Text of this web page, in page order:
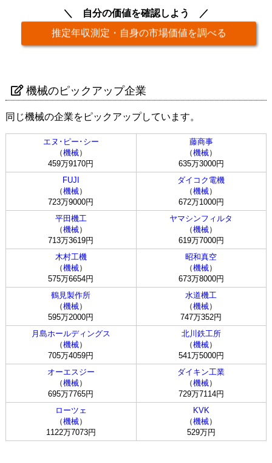
自分の価値を確認しよう
推定年収測定・自身の市場価値を調べる
機械のピックアップ企業
同じ機械の企業をピックアップしています。
エヌ･ピー･シー
（機械）
459万9170円
藤商事
（機械）
635万3000円
FUJI
（機械）
723万9000円
ダイコク電機
（機械）
672万1000円
平田機工
（機械）
713万3619円
ヤマシンフィルタ
（機械）
619万7000円
木村工機
（機械）
575万6654円
昭和真空
（機械）
673万8000円
鶴見製作所
（機械）
595万2000円
水道機工
（機械）
747万352円
月島ホールディングス
（機械）
705万4059円
北川鉄工所
（機械）
541万5000円
オーエスジー
（機械）
695万7765円
ダイキン工業
（機械）
729万7114円
ローツェ
（機械）
1122万7073円
KVK
（機械）
529万円